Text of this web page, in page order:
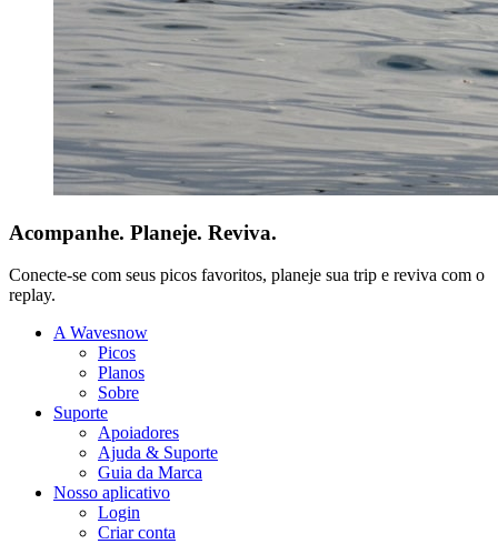
Acompanhe. Planeje. Reviva.
Conecte-se com seus picos favoritos, planeje sua trip e reviva com o
replay.
A Wavesnow
Picos
Planos
Sobre
Suporte
Apoiadores
Ajuda & Suporte
Guia da Marca
Nosso aplicativo
Login
Criar conta